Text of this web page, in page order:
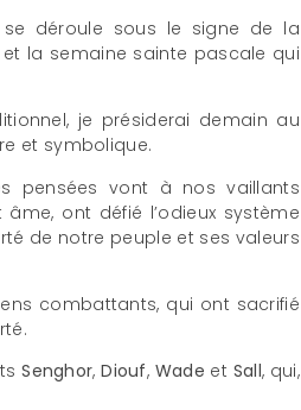
déroule sous le signe de la
la semaine sainte pascale qui
je présiderai demain au
et symbolique.
pensées vont à nos vaillants
ont défié l’odieux système
de notre peuple et ses valeurs
combattants, qui ont sacrifié
Senghor,Diouf, Wade et Sall, qui,